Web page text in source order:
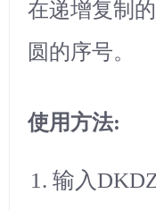
在递增复制
圆的序号。
使用方法:
输入